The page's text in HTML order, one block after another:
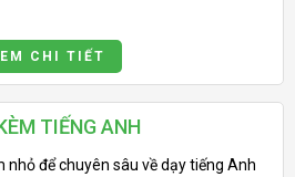
CHI TIẾT
TIẾNG ANH
để chuyên sâu về dạy tiếng Anh